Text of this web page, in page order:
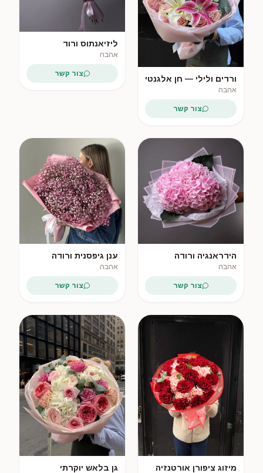
ורדים ולילי — חן אלגנטי
אהבה
צור קשר
ליזיאנתוס ורוד
אהבה
צור קשר
הידראנגיה ורודה
אהבה
צור קשר
ענן גיפסנית ורודה
אהבה
צור קשר
מיזוג ציפורן אורטנזיה גן בלאש יוקרתי